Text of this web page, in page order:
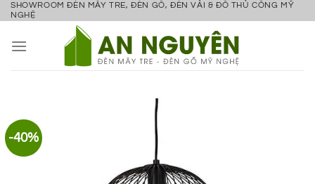
Bỏ
nội
SHOWROOM ĐÈN MÂY TRE, ĐÈN GỖ, ĐÈN VẢI & ĐỒ THỦ CÔNG MỸ
NGHỆ
-40%